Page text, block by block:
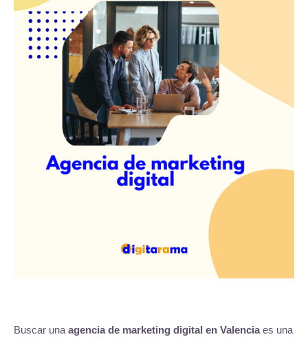
Buscar una agencia de marketing digital en Valenciaes una